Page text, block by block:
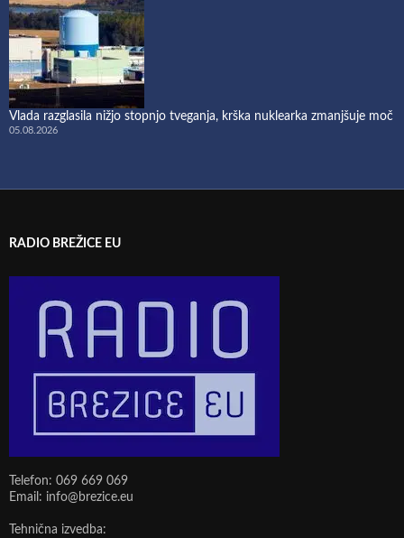
Vlada razglasila nižjo stopnjo tveganja, krška nuklearka zmanjšuje moč
05.08.2026
RADIO BREŽICE EU
Telefon: 069 669 069
Email: info@brezice.eu
Tehnična izvedba: